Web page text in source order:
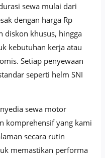
sewa mulai dari
dengan harga Rp
diskon khusus, hingga
kebutuhan kerja atau
Setiap penyewaan
seperti helm SNI
sewa motor
komprehensif yang kami
secara rutin
memastikan performa